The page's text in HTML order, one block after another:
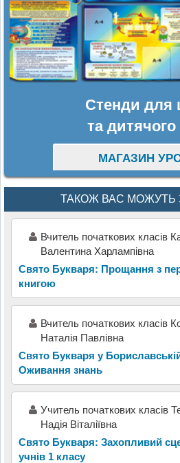
Стенди для
та дитячого
МАГАЗИН
ТАКОЖ ВАС МОЖУТЬ
Вчитель початкових класів
Валентина Харлампівна
Свято Букваря: Прощання з
книгою
Вчитель початкових класів
Наталія Павлівна
Свято Букваря у
Оживання знань
Учитель початкових класів
Надія Віталіївна
Свято Букваря: Захопливий
учнів 1 класу